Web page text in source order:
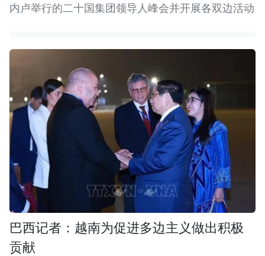
内卢举行的二十国集团领导人峰会并开展各双边活动
巴西记者：越南为促进多边主义做出积极
贡献